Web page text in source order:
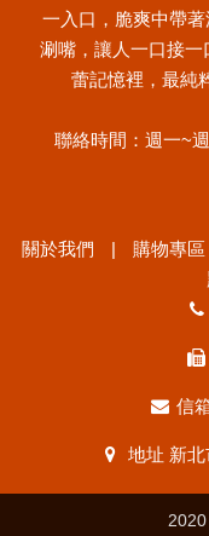
一入口，脆爽中帶
涮嘴，讓人一口接
蕾記憶裡，最純
聯絡時間：週一~
關於我們 購物專區
信
地址 新